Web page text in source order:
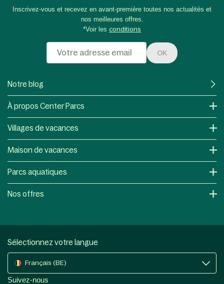
Inscrivez-vous et recevez en avant-première toutes nos actualités et
nos meilleures offres.
*Voir les conditions
OK
Notre blog
À propos Center Parcs
Villages de vacances
Maison de vacances
Parcs aquatiques
Nos offres
Sélectionnez votre langue
Français (BE)
Suivez-nous